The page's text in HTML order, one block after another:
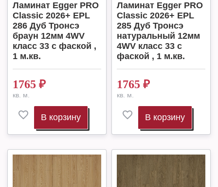
Ламинат Egger PRO
Classic 2026+ EPL
286 Дуб Тронсэ
браун 12мм 4WV
класс 33 с фаской ,
1 м.кв.
1765 ₽
кв. м.
В корзину
Ламинат Egger PRO
Classic 2026+ EPL
285 Дуб Тронсэ
натуральный 12мм
4WV класс 33 с
фаской , 1 м.кв.
1765 ₽
кв. м.
В корзину